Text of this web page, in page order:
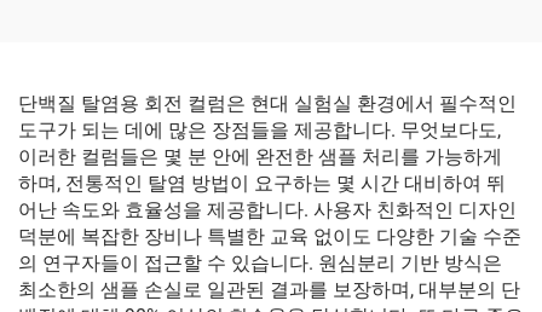
단백질 탈염용 회전 컬럼은 현대 실험실 환경에서 필수적인
도구가 되는 데에 많은 장점들을 제공합니다. 무엇보다도,
이러한 컬럼들은 몇 분 안에 완전한 샘플 처리를 가능하게
하며, 전통적인 탈염 방법이 요구하는 몇 시간 대비하여 뛰
어난 속도와 효율성을 제공합니다. 사용자 친화적인 디자인
덕분에 복잡한 장비나 특별한 교육 없이도 다양한 기술 수준
의 연구자들이 접근할 수 있습니다. 원심분리 기반 방식은
최소한의 샘플 손실로 일관된 결과를 보장하며, 대부분의 단